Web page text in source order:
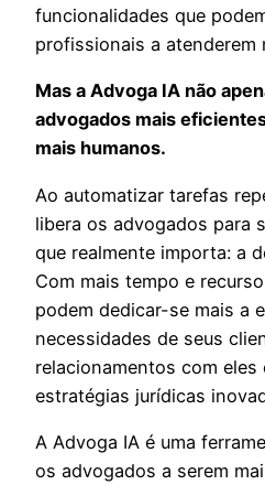
funcionalidades que
profissionais a atenderem
Mas a Advoga IA não
advogados mais
mais humanos.
Ao automatizar tarefas
libera os advogados para
que realmente importa: a
Com mais tempo e
podem dedicar-se mais a
necessidades de seus
relacionamentos com eles
estratégias jurídicas
A Advoga IA é uma
os advogados a serem